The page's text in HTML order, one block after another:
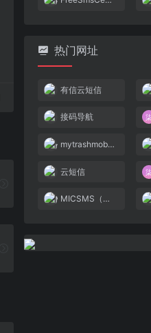
热门网址
有信云短信
接码导航
mytrashmobile
云短信
MICSMS（米客）